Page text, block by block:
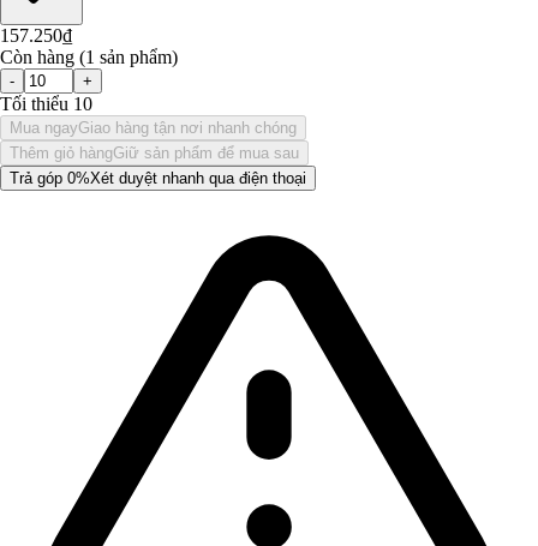
157.250₫
Còn hàng (1 sản phẩm)
- +
Tối thiểu 10
Mua ngayGiao hàng tận nơi nhanh chóng
Thêm giỏ hàngGiữ sản phẩm để mua sau
Trả góp 0%Xét duyệt nhanh qua điện thoại